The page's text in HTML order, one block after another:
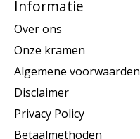
Informatie
Over ons
Onze kramen
Algemene voorwaarden
Disclaimer
Privacy Policy
Betaalmethoden